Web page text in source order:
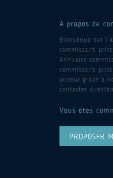
A propos de
Bienvenue sur
commissaire
Annuaire
commissaire
priseur grâce à
contacter
Vous êtes
PROPOSER